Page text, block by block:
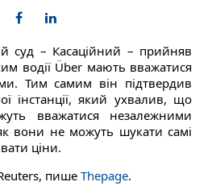
суд – Касаційний – прийняв
водії Über мають вважатися
Тим самим він підтвердив
інстанції, який ухвалив, що
вважатися незалежними
вони не можуть шукати самі
ціни.
пише Thepage.